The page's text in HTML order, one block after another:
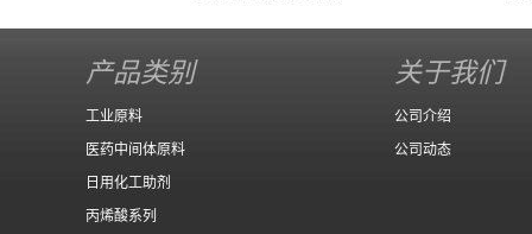
产品类别
工业原料
医药中间体原料
日用化工助剂
丙烯酸系列
关于我们
公司介绍
公司动态